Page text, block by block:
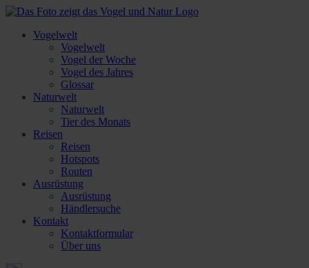
Vogelwelt
Vogelwelt
Vogel der Woche
Vogel des Jahres
Glossar
Naturwelt
Naturwelt
Tier des Monats
Reisen
Reisen
Hotspots
Routen
Ausrüstung
Ausrüstung
Händlersuche
Kontakt
Kontaktformular
Über uns